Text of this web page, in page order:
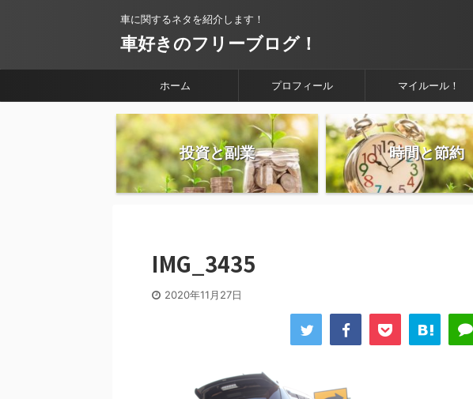
車に関するネタを紹介します！
車好きのフリーブログ！
ホーム プロフィール マイルール！
投資と副業 時間と節約
IMG_3435
2020年11月27日